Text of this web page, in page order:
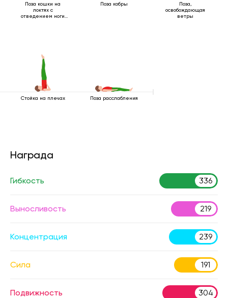
Поза кошки на
локтях с
отведением ноги
Поза кобры
Поза,
освобождающая
ветры
Стойка на плечах Поза расслабления
Награда
Гибкость 336
Выносливость 219
Концентрация 239
Сила 191
Подвижность 304